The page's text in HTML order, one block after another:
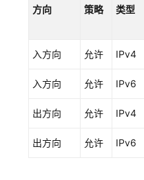
产
更
文
方向 策略 类型
入方向 允许 IPv4
入方向 允许 IPv6
出方向 允许 IPv4
出方向 允许 IPv6